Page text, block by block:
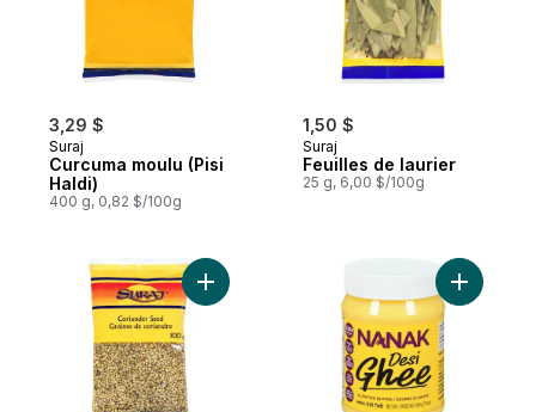
3,29 $
Suraj
Curcuma moulu (Pisi
Haldi)
400 g, 0,82 $/100g
1,50 $
Suraj
Feuilles de laurier
25 g, 6,00 $/100g
Ajouter Graines de coriandre (Dhaniya)
Ajouter